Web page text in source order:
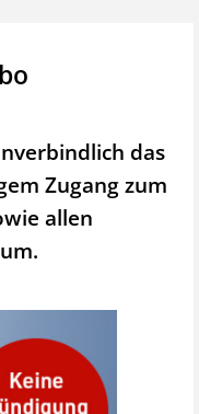
das
Zugang zum
allen